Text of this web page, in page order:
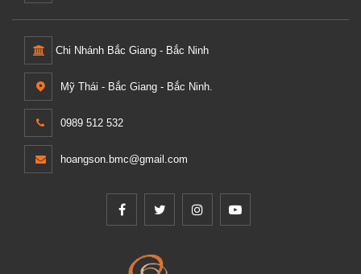
Chi Nhánh Bắc Giang - Bắc Ninh
Mỹ Thái - Bắc Giang - Bắc Ninh.
0989 512 532
hoangson.bmc@gmail.com